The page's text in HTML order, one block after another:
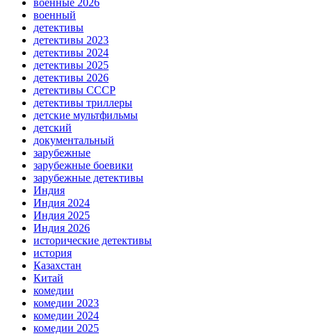
военные 2026
военный
детективы
детективы 2023
детективы 2024
детективы 2025
детективы 2026
детективы СССР
детективы триллеры
детские мультфильмы
детский
документальный
зарубежные
зарубежные боевики
зарубежные детективы
Индия
Индия 2024
Индия 2025
Индия 2026
исторические детективы
история
Казахстан
Китай
комедии
комедии 2023
комедии 2024
комедии 2025